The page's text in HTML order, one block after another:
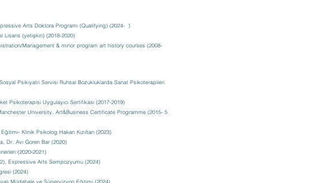
Arts Doktora Programı (Qualifying) (2024- )
Lisans (yetişkin) (2018-2020)
Management & minor program art history courses (2008-
Psikiyatri Servisi Ruhsal Bozukluklarda Sanat Psikoterapileri
Psikoterapisi Uygulayıcı Sertifikası (2017-2019)
University, Art&Business Certificate Programme (2015- 5
Klinik Psikolog Hakan Kızıltan (2023)
Dr. Avi Goren Bar (2020)
(2020-2021)
Expressive Arts Sempozyumu (2024)
(2024)
Müdahale ve Süpervizyon Eğitimi (2024)